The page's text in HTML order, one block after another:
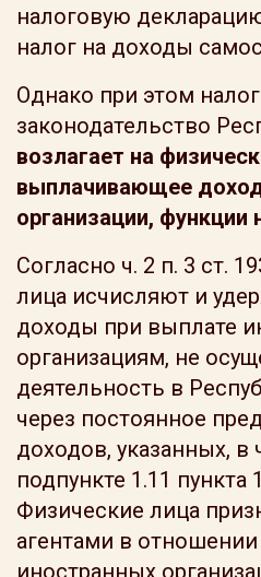
налоговую
налог на доходы
Однако при этом
законодательство
возлагает на
выплачивающее
организации, функции
Согласно ч. 2 п. 3 ст.
лица исчисляют и
доходы при выплате
организациям, не
деятельность в
через постоянное
доходов, указанных, в
подпункте 1.11 пункта
Физические лица
агентами в
иностранных